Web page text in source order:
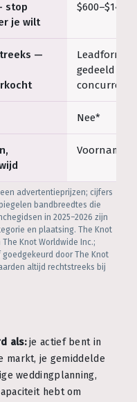
stop
je wilt
—
gedeeld met
Nee*
advertentieprijzen; cijfers
bandbreedtes die
in 2025–2026 zijn
en plaatsing. The Knot
Knot Worldwide Inc.;
door The Knot
altijd rechtstreeks bij
als:je actief bent in
markt, je gemiddelde
weddingplanning,
hebt om